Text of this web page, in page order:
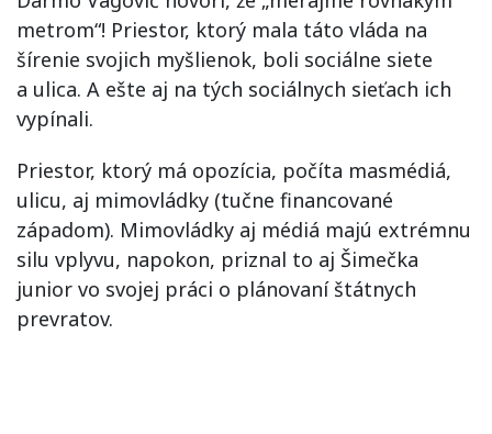
metrom“! Priestor, ktorý mala táto vláda na
šírenie svojich myšlienok, boli sociálne siete
a ulica. A ešte aj na tých sociálnych sieťach ich
vypínali.
Priestor, ktorý má opozícia, počíta masmédiá,
ulicu, aj mimovládky (tučne financované
západom). Mimovládky aj médiá majú extrémnu
silu vplyvu, napokon, priznal to aj Šimečka
junior vo svojej práci o plánovaní štátnych
prevratov.